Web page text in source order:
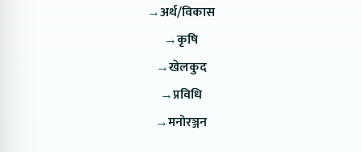
→अर्थ/विकास
→कृषि
→खेलकुद
→प्रविधि
→मनोरञ्जन